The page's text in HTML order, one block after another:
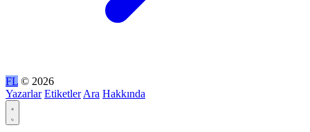
FL © 2026
Yazarlar Etiketler Ara Hakkında